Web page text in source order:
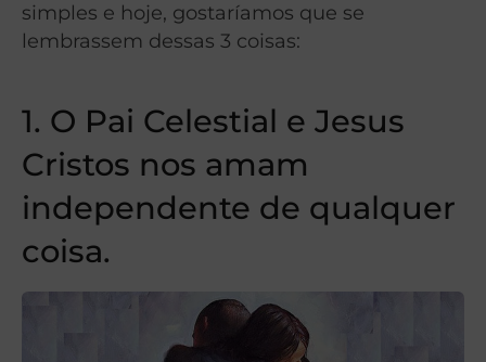
simples e hoje, gostaríamos que se
lembrassem dessas 3 coisas:
1. O Pai Celestial e Jesus
Cristos nos amam
independente de qualquer
coisa.